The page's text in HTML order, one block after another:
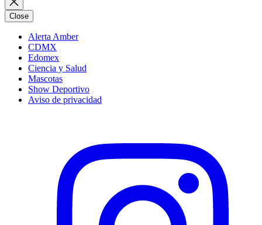
Close
Alerta Amber
CDMX
Edomex
Ciencia y Salud
Mascotas
Show Deportivo
Aviso de privacidad